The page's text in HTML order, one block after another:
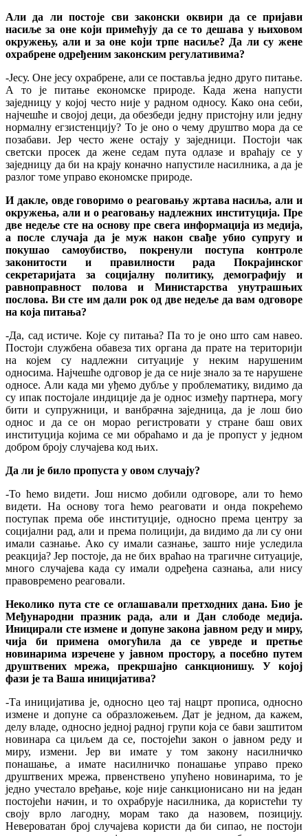
Али да ли постоје сви законски оквири да се пријави
насиље за оне који примећују да се то дешава у њиховом
окружењу, али и за оне који трпе насиље? Да ли су жене
охрабрене одређеним законским регулативима?
-Јесу. Оне јесу охрабрене, али се поставља једно друго питање.
А то је питање економске природе. Када жена напусти
заједницу у којој често није у радном односу. Како она себи,
најчешће и својој деци, да обезбеди једну пристојну или једну
нормалну егзистенцију? То је оно о чему друштво мора да се
позабави. Јер често жене остају у заједници. Постоји чак
светски просек да жене седам пута одлазе и враћају се у
заједницу да би на крају коначно напустиле насилника, а да је
разлог томе управо економске природе.
И дакле, овде говоримо о реаговању жртава насиља, али и
окружења, али и о реаговању надлежних институција. Пре
две недеље сте на основу пре свега информација из медија,
а после случаја да је муж након свађе убио супругу и
покушао самоубиство, покренули поступа контроле
законитости и правилности рада Покрајинског
секретаријата за социјалну политику, демографију и
равноправност полова и Министарства унутрашњих
послова. Ви сте им дали рок од две недеље да вам одговоре
на која питања?
-Да, сад истиче. Које су питања? Па то је оно што сам навео.
Постоји службена обавеза тих органа да прате на територији
на којем су надлежни ситуације у неким нарушеним
односима. Најчешће одговор је да се није знало за те нарушене
односе. Али када ми уђемо дубље у проблематику, видимо да
су ипак постојале индиције да је однос између партнера, могу
бити и супружници, и ванбрачна заједница, да је лош био
однос и да се он морао регистровати у стране баш ових
институција којима се ми обраћамо и да је пропуст у једном
добром броју случајева код њих.
Да ли је било пропуста у овом случају?
-То ћемо видети. Још нисмо добили одговоре, али то ћемо
видети. На основу тога ћемо реаговати и онда покрећемо
поступак према обе институције, односно према центру за
социјални рад, али и према полицији, да видимо да ли су они
имали сазнање. Ако су имали сазнање, зашто није уследила
реакција? Јер постоје, да не бих враћао на трагичне ситуације,
много случајева када су имали одређена сазнања, али нису
правовремено реаговали.
Неколико пута сте се оглашавали претходних дана. Био је
Међународни празник рада, али и Дан слободе медија.
Иницирали сте измене и допуне закона јавном реду и миру,
чија би примена омогућила да се увреде и претње
новинарима изречене у јавном простору, а посебно путем
друштвених мрежа, прекршајно санкционишу. У којој
фази је та Ваша иницијатива?
-Та иницијатива је, односно цео тај нацрт прописа, односно
измене и допуне са образложењем. Дат је једном, да кажем,
делу владе, односно једној радној групи која се бави заштитом
новинара са циљем да се, постојећи закон о јавном реду и
миру, измени. Јер ви имате у том закону насилничко
понашање, а имате насилничко понашање управо преко
друштвених мрежа, првенствено упућено новинарима, то је
једно учестало вређање, које није санкционисано ни на један
постојећи начин, и то охрабрује насилника, да користећи ту
своју врло лагодну, морам тако да назовем, позицију.
Невероватан број случајева користи да би сипао, не постоји